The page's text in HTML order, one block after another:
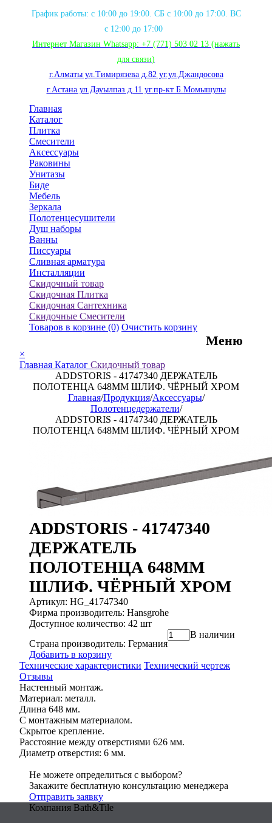
График работы: с 10:00 до 19:00. СБ с 10:00 до 17:00. ВС
с 12:00 до 17:00
Интернет Магазин Whatsapp: +7 (771) 503 02 13 (нажать
для связи)
г.Алматы ул.Тимирязева д.82 уг.ул.Джандосова
г.Астана ул.Дауылпаз д.11 уг.пр-кт Б.Момышулы
Главная
Каталог
Плитка
Смесители
Аксессуары
Раковины
Унитазы
Биде
Мебель
Зеркала
Полотенцесушители
Душ наборы
Ванны
Писсуары
Сливная арматура
Инсталляции
Скидочный товар
Скидочная Плитка
Скидочная Сантехника
Скидочные Смесители
Товаров в корзине (0) Очистить корзину
Меню
×
Главная Каталог Скидочный товар
ADDSTORIS - 41747340 ДЕРЖАТЕЛЬ
ПОЛОТЕНЦА 648MM ШЛИФ. ЧЁРНЫЙ ХРОМ
Главная/Продукция/Аксессуары/
Полотенцедержатели/
ADDSTORIS - 41747340 ДЕРЖАТЕЛЬ
ПОЛОТЕНЦА 648MM ШЛИФ. ЧЁРНЫЙ ХРОМ
ADDSTORIS - 41747340
ДЕРЖАТЕЛЬ
ПОЛОТЕНЦА 648MM
ШЛИФ. ЧЁРНЫЙ ХРОМ
Артикул: HG_41747340
Фирма производитель: Hansgrohe
Доступное количество: 42 шт
Страна производитель: Германия
В наличии
Добавить в корзину
Технические характеристики Технический чертеж
Отзывы
Настенный монтаж.
Материал: металл.
Длина 648 мм.
С монтажным материалом.
Скрытое крепление.
Расстояние между отверстиями 626 мм.
Диаметр отверстия: 6 мм.
Не можете определиться с выбором?
Закажите бесплатную консультацию менеджера
Отправить заявку
Компания Bath&Tile